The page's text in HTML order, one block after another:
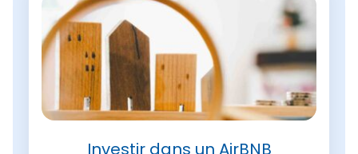
Investir dans un AirBNB